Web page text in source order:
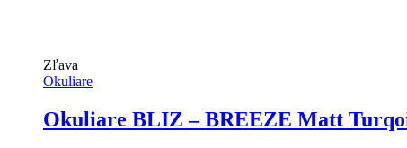
Zľava
Okuliare
Okuliare BLIZ – BREEZE Matt